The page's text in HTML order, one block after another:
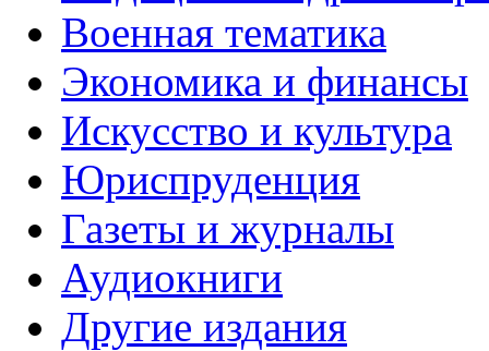
Военная тематика
Экономика и финансы
Искусство и культура
Юриспруденция
Газеты и журналы
Аудиокниги
Другие издания